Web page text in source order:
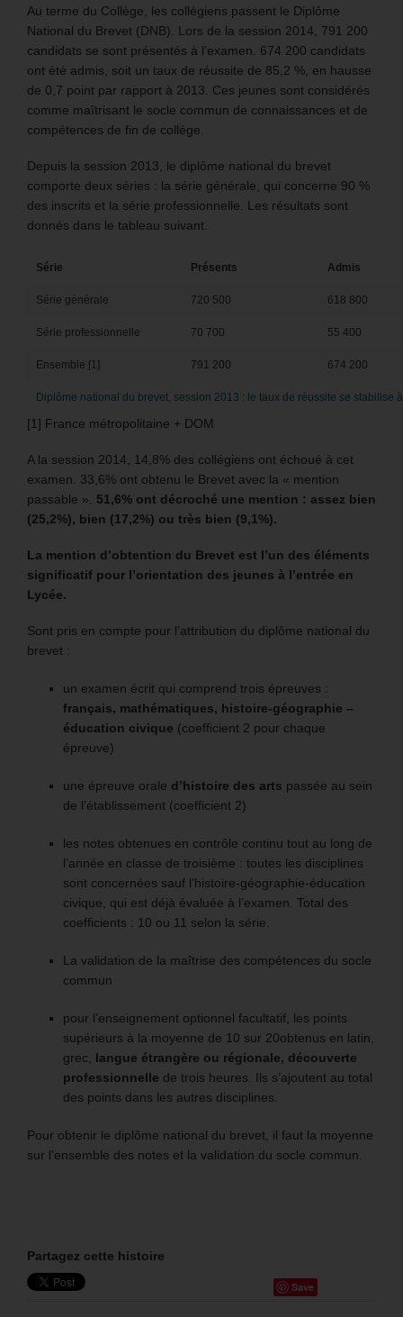
Au terme du Collège, les collégiens passent le Diplôme
National du Brevet (DNB). Lors de la session 2014, 791 200
candidats se sont présentés à l’examen. 674 200 candidats
ont été admis, soit un taux de réussite de 85,2 %, en hausse
de 0,7 point par rapport à 2013. Ces jeunes sont considérés
comme maîtrisant le socle commun de connaissances et de
compétences de fin de collège.
Depuis la session 2013, le diplôme national du brevet
comporte deux séries : la série générale, qui concerne 90 %
des inscrits et la série professionnelle. Les résultats sont
donnés dans le tableau suivant.
Série Présents Admis
Série générale 720 500 618 800
Série professionnelle 70 700 55 400
Ensemble [1] 791 200 674 200
Diplôme national du brevet, session 2013 : le taux de réussite se stabilise
[1] France métropolitaine + DOM
A la session 2014, 14,8% des collégiens ont échoué à cet
examen. 33,6% ont obtenu le Brevet avec la « mention
passable ». 51,6% ont décroché une mention : assez bien
(25,2%), bien (17,2%) ou très bien (9,1%).
La mention d’obtention du Brevet est l’un des éléments
significatif pour l’orientation des jeunes à l’entrée en
Lycée.
Sont pris en compte pour l’attribution du diplôme national du
brevet :
un examen écrit qui comprend trois épreuves :
français, mathématiques, histoire-géographie –
éducation civique (coefficient 2 pour chaque
épreuve)
une épreuve orale d’histoire des arts passée au sein
de l’établissement (coefficient 2)
les notes obtenues en contrôle continu tout au long de
l’année en classe de troisième : toutes les disciplines
sont concernées sauf l’histoire-géographie-éducation
civique, qui est déjà évaluée à l’examen. Total des
coefficients : 10 ou 11 selon la série.
La validation de la maîtrise des compétences du socle
commun
pour l’enseignement optionnel facultatif, les points
supérieurs à la moyenne de 10 sur 20obtenus en latin,
grec, langue étrangère ou régionale, découverte
professionnelle de trois heures. Ils s’ajoutent au total
des points dans les autres disciplines.
Pour obtenir le diplôme national du brevet, il faut la moyenne
sur l’ensemble des notes et la validation du socle commun.
Partagez cette histoire
Save